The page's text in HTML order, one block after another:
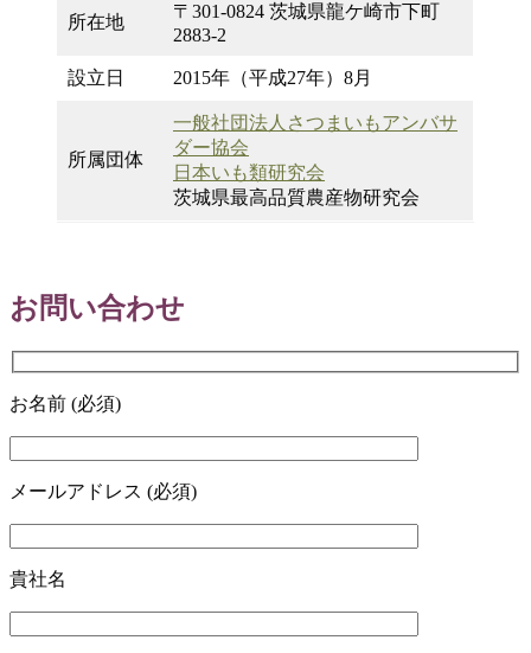
所在地
〒301-0824 茨城県龍ケ崎市下町
2883-2
設立日 2015年（平成27年）8月
所属団体
一般社団法人さつまいもアンバサ
ダー協会
日本いも類研究会
茨城県最高品質農産物研究会
お問い合わせ
お名前 (必須)
メールアドレス (必須)
貴社名